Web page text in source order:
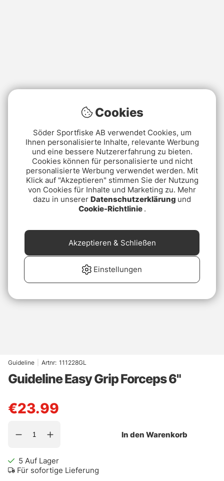
Guideline Artnr: 111228GL
Guideline Easy Grip Forceps 6"
€23.99
In den Warenkorb
5 Auf Lager
Für sofortige Lieferung
Cookies
Söder Sportfiske AB verwendet Cookies, um
Ihnen personalisierte Inhalte, relevante Werbung
und eine bessere Nutzererfahrung zu bieten.
Cookies können für personalisierte und nicht
personalisierte Werbung verwendet werden. Mit
Klick auf "Akzeptieren" stimmen Sie der Nutzung
von Cookies für Inhalte und Marketing zu. Mehr
dazu in unserer Datenschutzerklärung und
Cookie-Richtlinie .
Einstellungen
Akzeptieren & Schließen